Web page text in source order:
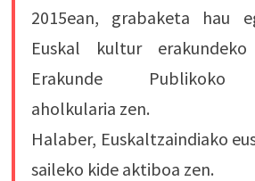
2015ean, grabaketa hau
Euskal kultur
Erakunde Publikoko
aholkularia zen.
Halaber, Euskaltzaindiako
saileko kide aktiboa zen.